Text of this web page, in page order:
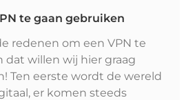
te gaan gebruiken
redenen om een VPN te
dat willen wij hier graag
Ten eerste wordt de wereld
er komen steeds